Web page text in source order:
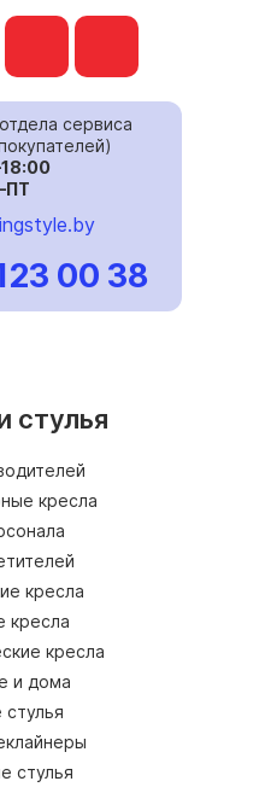
сервиса
00 38
стулья
кресла
кресла
кресла
кресла
и дома
стулья